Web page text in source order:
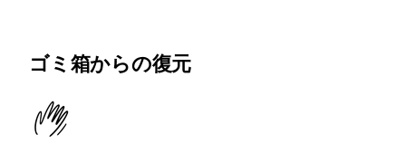
ゴミ箱からの復元